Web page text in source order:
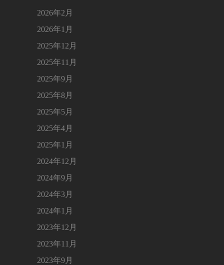
2026年2月
2026年1月
2025年12月
2025年11月
2025年9月
2025年8月
2025年5月
2025年4月
2025年1月
2024年12月
2024年9月
2024年3月
2024年1月
2023年12月
2023年11月
2023年9月